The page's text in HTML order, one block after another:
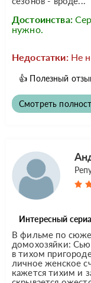
Достоинства:
нужно.
Недостатки: Не
👍 Полезный
Смотреть
Интересный
В фильме по
домохозяйки:
в тихом
личное женское
кажется тихим и